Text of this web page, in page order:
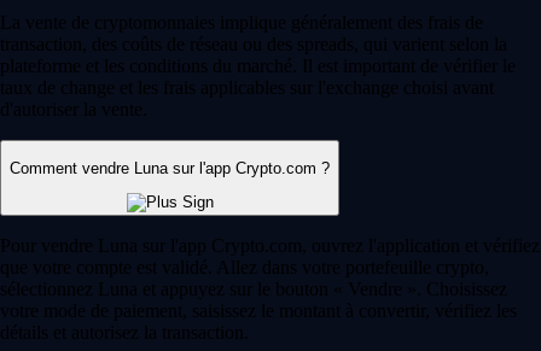
La vente de cryptomonnaies implique généralement des frais de
transaction, des coûts de réseau ou des spreads, qui varient selon la
plateforme et les conditions du marché. Il est important de vérifier le
taux de change et les frais applicables sur l'exchange choisi avant
d'autoriser la vente.
Comment vendre Luna sur l'app Crypto.com ?
Pour vendre Luna sur l'app Crypto.com, ouvrez l'application et vérifiez
que votre compte est validé. Allez dans votre portefeuille crypto,
sélectionnez Luna et appuyez sur le bouton « Vendre ». Choisissez
votre mode de paiement, saisissez le montant à convertir, vérifiez les
détails et autorisez la transaction.